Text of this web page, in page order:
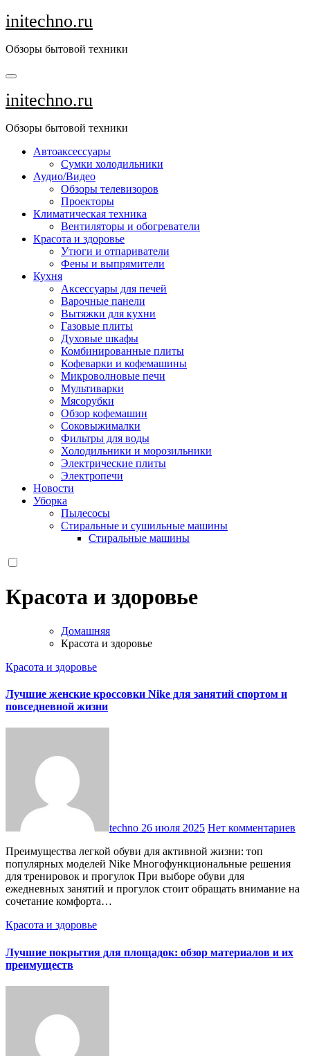
Перейти
к
initechno.ru
Обзоры бытовой техники
initechno.ru
Обзоры бытовой техники
Автоаксессуары
Сумки холодильники
Аудио/Видео
Обзоры телевизоров
Проекторы
Климатическая техника
Вентиляторы и обогреватели
Красота и здоровье
Утюги и отпариватели
Фены и выпрямители
Кухня
Аксессуары для печей
Варочные панели
Вытяжки для кухни
Газовые плиты
Духовые шкафы
Комбинированные плиты
Кофеварки и кофемашины
Микроволновые печи
Мультиварки
Мясорубки
Обзор кофемашин
Соковыжималки
Фильтры для воды
Холодильники и морозильники
Электрические плиты
Электропечи
Новости
Уборка
Пылесосы
Стиральные и сушильные машины
Стиральные машины
Красота и здоровье
Домашняя
Красота и здоровье
Красота и здоровье
Лучшие женские кроссовки Nike для занятий спортом и
повседневной жизни
techno 26 июля 2025 Нет комментариев
Преимущества легкой обуви для активной жизни: топ
популярных моделей Nike Многофункциональные решения
для тренировок и прогулок При выборе обуви для
ежедневных занятий и прогулок стоит обращать внимание на
сочетание комфорта…
Красота и здоровье
Лучшие покрытия для площадок: обзор материалов и их
преимуществ